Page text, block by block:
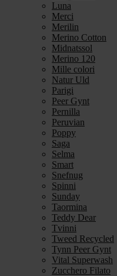
Luna
Merci
Merilin
Merino Cotton
Midnatssol
Merino 120
Mille colori
Natur Uld
Parigi
Peer Gynt
Pernilla
Peruvian
Poppy
Saga
Selma
Smart
Snefnug
Spinni
Sunday
Taormina
Teddy Dear
Tvinni
Tweed Recycled
Tynn Peer Gynt
Vital Superwash
Zucchero Filato